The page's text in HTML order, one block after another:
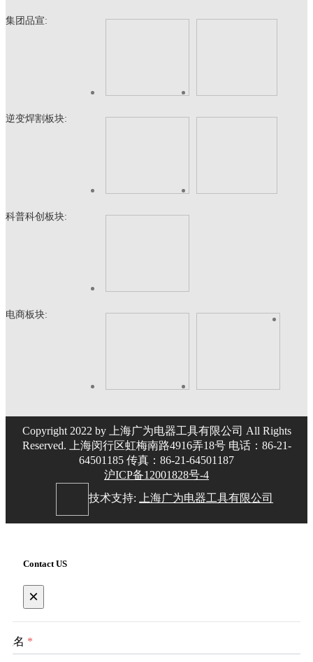
集团品宣:
逆变焊割板块:
科普科创板块:
电商板块:
Copyright 2022 by 上海广为电器工具有限公司 All Rights
Reserved. 上海闵行区虹梅南路4916弄18号 电话：86-21-
64501185 传真：86-21-64501187
沪ICP备12001828号-4
技术支持:上海广为电器工具有限公司
Contact US
×
姓名 *